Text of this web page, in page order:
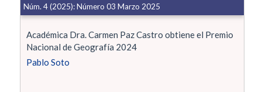
Académica Dra. Carmen Paz Castro obtiene el Premio
Nacional de Geografía 2024
Pablo Soto
Núm. 4 (2025): Número 03 Marzo 2025